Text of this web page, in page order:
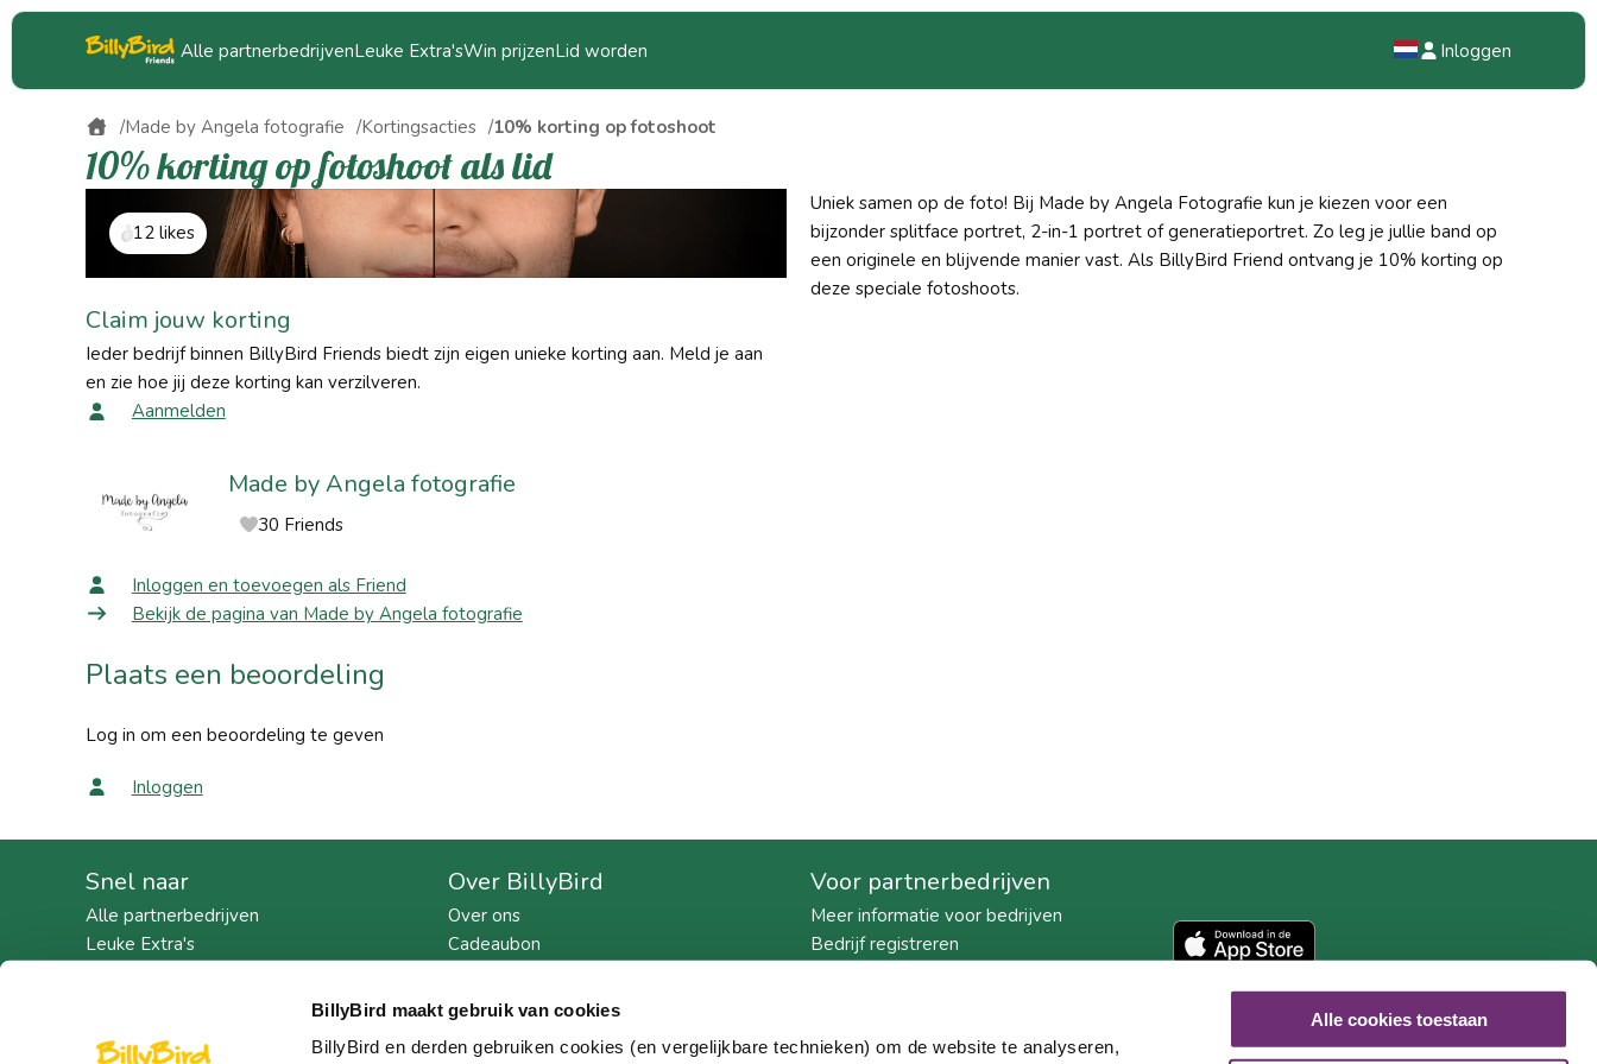
BillyBird maakt gebruik van cookies
BillyBird en derden gebruiken cookies (en vergelijkbare technieken) om de website te analyseren,
Alle cookies toestaan
Alle partnerbedrijvenLeuke Extra'sWin prijzenLid worden
DE
Inloggen
Made by Angela fotografie Kortingsacties 10% korting op fotoshoot
10% korting op fotoshoot als lid
12 likes
Claim jouw korting
Ieder bedrijf binnen BillyBird Friends biedt zijn eigen unieke korting aan. Meld je aan
en zie hoe jij deze korting kan verzilveren.
Aanmelden
Uniek samen op de foto! Bij Made by Angela Fotografie kun je kiezen voor een
bijzonder splitface portret, 2-in-1 portret of generatieportret. Zo leg je jullie band op
een originele en blijvende manier vast. Als BillyBird Friend ontvang je 10% korting op
deze speciale fotoshoots.
Made by Angela fotografie
30 Friends
Inloggen en toevoegen als Friend
Bekijk de pagina van Made by Angela fotografie
Plaats een beoordeling
Log in om een beoordeling te geven
Inloggen
Snel naar
Alle partnerbedrijven
Leuke Extra's
Over BillyBird
Over ons
Cadeaubon
Werken bij BillyBird
Exploitatie strandbaden
Voor partnerbedrijven
Meer informatie voor bedrijven
Bedrijf registreren